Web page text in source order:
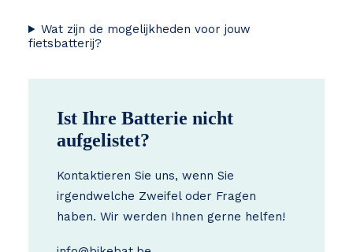
Wat zijn de mogelijkheden voor jouw
fietsbatterij?
Ist Ihre Batterie nicht
aufgelistet?
Kontaktieren Sie uns, wenn Sie
irgendwelche Zweifel oder Fragen
haben. Wir werden Ihnen gerne helfen!